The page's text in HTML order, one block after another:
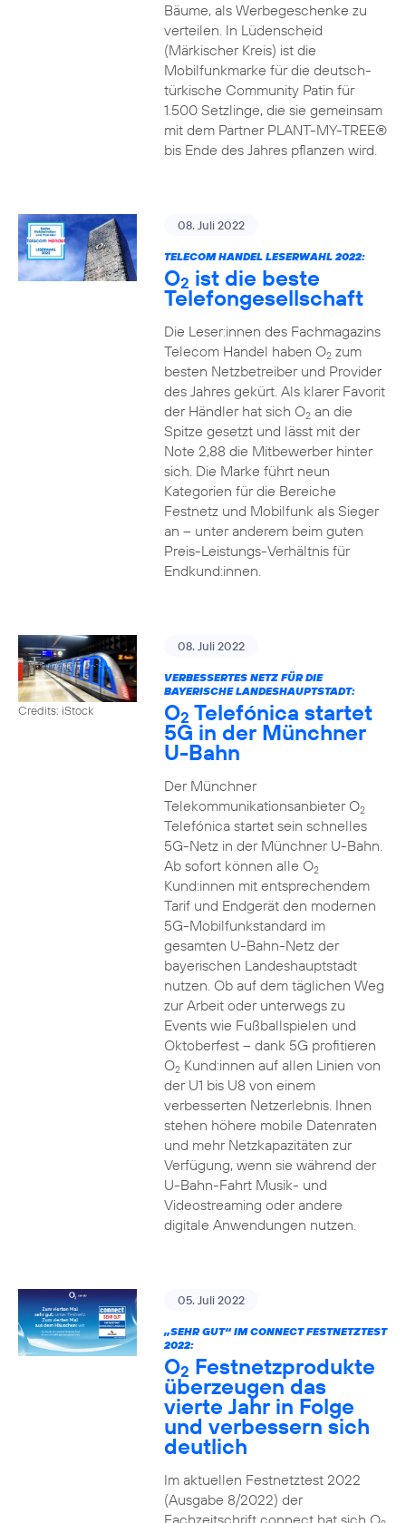
Bäume, als Werbegeschenke zu
verteilen. In Lüdenscheid
(Märkischer Kreis) ist die
Mobilfunkmarke für die deutsch-
türkische Community Patin für
1.500 Setzlinge, die sie gemeinsam
mit dem Partner PLANT-MY-TREE®
bis Ende des Jahres pflanzen wird.
08. Juli 2022
TELECOM HANDEL LESERWAHL 2022:
O2 ist die beste
Telefongesellschaft
Die Leser:innen des Fachmagazins
Telecom Handel haben O2zum
besten Netzbetreiber und Provider
des Jahres gekürt. Als klarer Favorit
der Händler hat sich O2an die
Spitze gesetzt und lässt mit der
Note 2,88 die Mitbewerber hinter
sich. Die Marke führt neun
Kategorien für die Bereiche
Festnetz und Mobilfunk als Sieger
an – unter anderem beim guten
Preis-Leistungs-Verhältnis für
Endkund:innen.
Credits: iStock
08. Juli 2022
VERBESSERTES NETZ FÜR DIE
BAYERISCHE LANDESHAUPTSTADT:
O2 Telefónica startet
5G in der Münchner
U-Bahn
Der Münchner
Telekommunikationsanbieter O2
Telefónica startet sein schnelles
5G-Netz in der Münchner U-Bahn.
Ab sofort können alle O2
Kund:innen mit entsprechendem
Tarif und Endgerät den modernen
5G-Mobilfunkstandard im
gesamten U-Bahn-Netz der
bayerischen Landeshauptstadt
nutzen. Ob auf dem täglichen Weg
zur Arbeit oder unterwegs zu
Events wie Fußballspielen und
Oktoberfest – dank 5G profitieren
O2Kund:innen auf allen Linien von
der U1 bis U8 von einem
verbesserten Netzerlebnis. Ihnen
stehen höhere mobile Datenraten
und mehr Netzkapazitäten zur
Verfügung, wenn sie während der
U-Bahn-Fahrt Musik- und
Videostreaming oder andere
digitale Anwendungen nutzen.
05. Juli 2022
„SEHR GUT“ IM CONNECT FESTNETZTEST
2022:
O2 Festnetzprodukte
überzeugen das
vierte Jahr in Folge
und verbessern sich
deutlich
Im aktuellen Festnetztest 2022
(Ausgabe 8/2022) der
Fachzeitschrift connect hat sich O